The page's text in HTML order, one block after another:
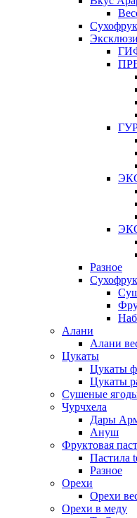
Разное
Алани
Алани
Цукаты
Цукаты
Цукаты
Сушеные
Чурчхела
Дары
Ануш
Фруктовая
Пастила
Разное
Орехи
Орехи
Орехи в меду